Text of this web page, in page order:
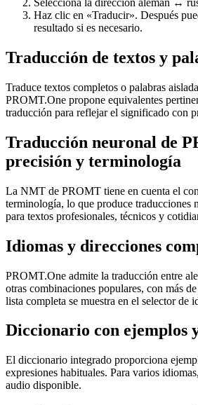
Selecciona la dirección alemán ↔
Haz clic en «Traducir». Después
resultado si es necesario.
Traducción de textos y
Traduce textos completos o palabras
PROMT.One propone equivalentes
traducción para reflejar el significado con
Traducción neuronal de
precisión y terminología
La NMT de PROMT tiene en cuenta el
terminología, lo que produce traducciones
para textos profesionales, técnicos y
Idiomas y direcciones
PROMT.One admite la traducción entre
otras combinaciones populares, con más
lista completa se muestra en el selector de
Diccionario con ejemplos
El diccionario integrado proporciona
expresiones habituales. Para varios
audio disponible.